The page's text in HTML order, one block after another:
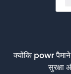
क्योंकि powr
सुरक्षा